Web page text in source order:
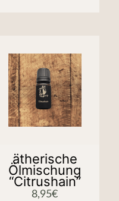
ätherische
Ölmischung
“Citrushain”
8,95€